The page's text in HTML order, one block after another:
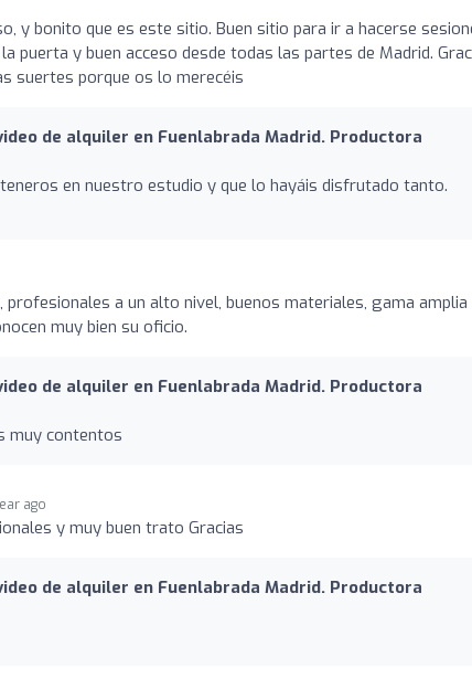
y bonito que es este sitio. Buen sitio para ir a hacerse
puerta y buen acceso desde todas las partes de Madrid.
suertes porque os lo merecéis
de alquiler en Fuenlabrada Madrid. Productora
en nuestro estudio y que lo hayáis disfrutado tanto.
profesionales a un alto nivel, buenos materiales, gama amplia
muy bien su oficio.
de alquiler en Fuenlabrada Madrid. Productora
muy contentos
ago
y muy buen trato Gracias
de alquiler en Fuenlabrada Madrid. Productora